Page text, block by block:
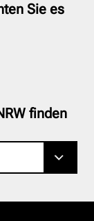
Sie es
finden